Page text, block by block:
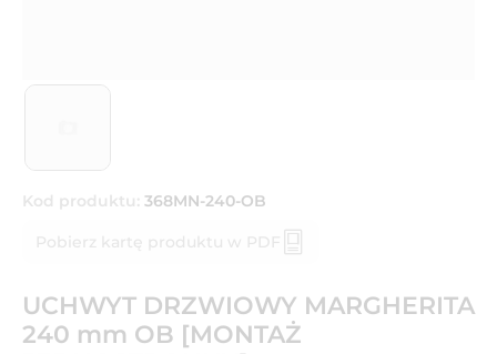
Kod produktu: 368MN-240-OB
Pobierz kartę produktu w PDF
UCHWYT DRZWIOWY MARGHERITA
240 mm OB [MONTAŻ